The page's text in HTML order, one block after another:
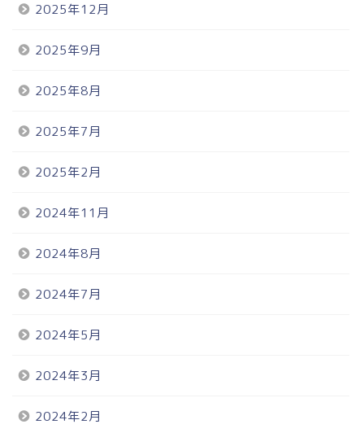
2025年12月
2025年9月
2025年8月
2025年7月
2025年2月
2024年11月
2024年8月
2024年7月
2024年5月
2024年3月
2024年2月